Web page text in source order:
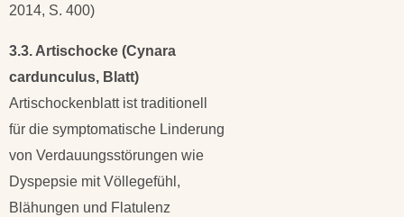
2014, S. 400)
3.3. Artischocke (Cynara
cardunculus, Blatt)
Artischockenblatt ist traditionell
für die symptomatische Linderung
von Verdauungsstörungen wie
Dyspepsie mit Völlegefühl,
Blähungen und Flatulenz